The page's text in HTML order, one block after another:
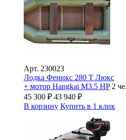
Арт. 230023
Лодка Феникс 280 Т Люкс
+ мотор Hangkai M3.5 HP 2
45 300 ₽ 43 940 ₽
В корзину Купить в 1 клик